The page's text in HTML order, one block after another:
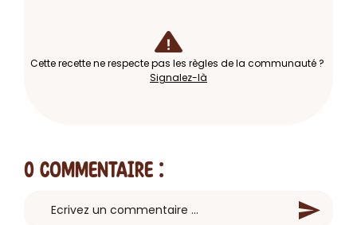
Cette recette ne respecte pas les règles de la communauté ?
Signalez-là
0 Commentaire :